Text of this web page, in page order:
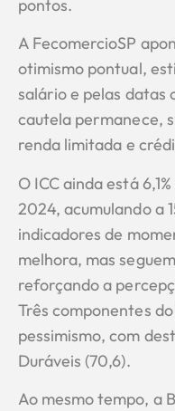
pontos.
A FecomercioSP
otimismo pontual,
salário e pelas datas
cautela permanece,
renda limitada e
O ICC ainda está
2024, acumulando a
indicadores de
melhora, mas
reforçando a
Três componentes
pessimismo, com
Duráveis (70,6).
Ao mesmo tempo, a